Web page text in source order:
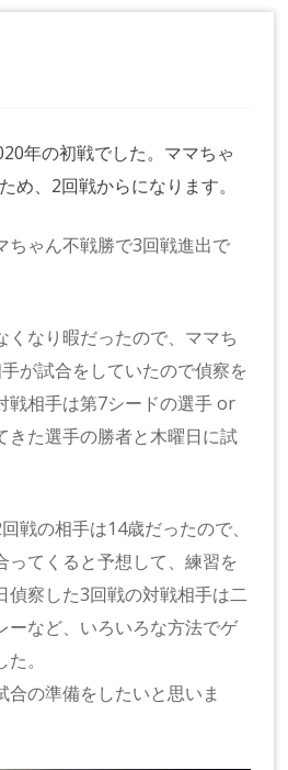
年の初戦でした。ママちゃ
め、2回戦からになります。
ゃん不戦勝で3回戦進出で
くなり暇だったので、ママち
が試合をしていたので偵察を
戦相手は第7シードの選手 or
きた選手の勝者と木曜日に試
戦の相手は14歳だったので、
ってくると予想して、練習を
偵察した3回戦の対戦相手は二
ーなど、いろいろな方法でゲ
。
合の準備をしたいと思いま